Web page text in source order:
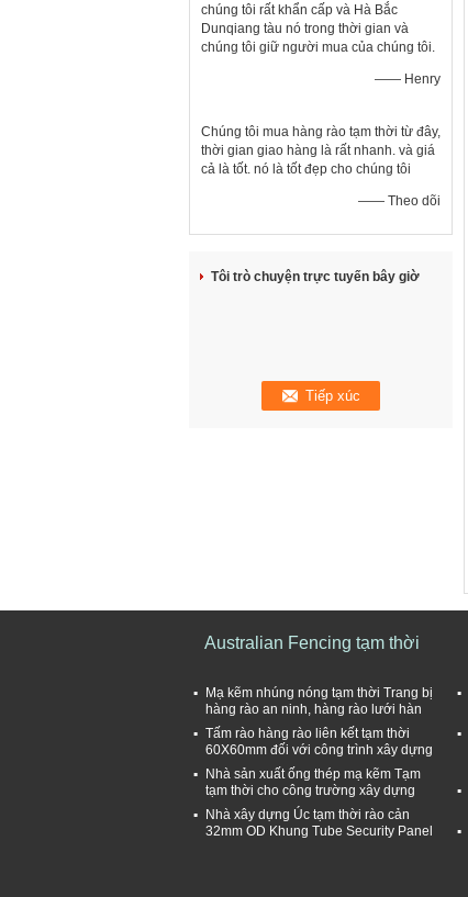
chúng tôi rất khẩn cấp và Hà Bắc
Dunqiang tàu nó trong thời gian và
chúng tôi giữ người mua của chúng tôi.
—— Henry
Chúng tôi mua hàng rào tạm thời từ đây,
thời gian giao hàng là rất nhanh. và giá
cả là tốt. nó là tốt đẹp cho chúng tôi
—— Theo dõi
Tôi trò chuyện trực tuyến bây giờ
Australian Fencing tạm thời
Mạ kẽm nhúng nóng tạm thời Trang bị
hàng rào an ninh, hàng rào lưới hàn
Tấm rào hàng rào liên kết tạm thời
60X60mm đối với công trình xây dựng
Nhà sản xuất ống thép mạ kẽm Tạm
tạm thời cho công trường xây dựng
Nhà xây dựng Úc tạm thời rào cản
32mm OD Khung Tube Security Panel